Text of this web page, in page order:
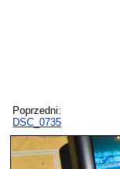
Poprzedni:
DSC_0735